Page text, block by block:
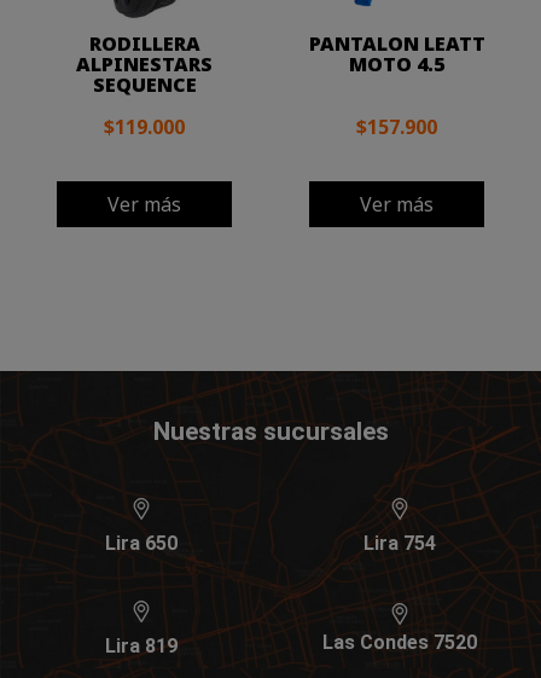
RODILLERA
ALPINESTARS
SEQUENCE
$119.000
Ver más
PANTALON LEATT
MOTO 4.5
$157.900
Ver más
Nuestras sucursales
Lira 650 Lira 754
Lira 819 Las Condes 7520